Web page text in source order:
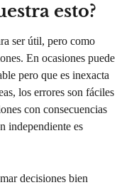
esto?
ser útil, pero como
En ocasiones puede
pero que es inexacta
los errores son fáciles
con consecuencias
independiente es
decisiones bien